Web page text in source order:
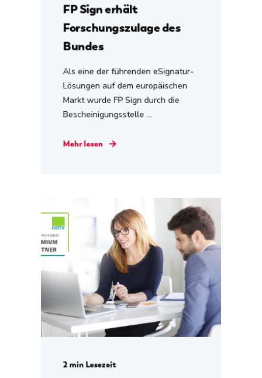
FP Sign erhält
Forschungszulage des
Bundes
Als eine der führenden eSignatur-
Lösungen auf dem europäischen
Markt wurde FP Sign durch die
Bescheinigungsstelle ...
Mehr lesen
2 min Lesezeit